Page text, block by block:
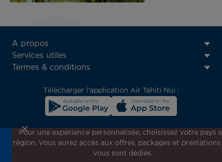
ATN:
Footer
menu
A propos
Services utiles
Termes & conditions
Télécharger l'application Air Tahiti Nui :
Inscrivez-vous à notre newsletter !
Recevez en avant-première toutes nos offres spéciales et
Pour une expérience personnalisée, choisissez votre pays
région. Vous aurez accès aux offres, packages et prestations
vous sont dédiés.